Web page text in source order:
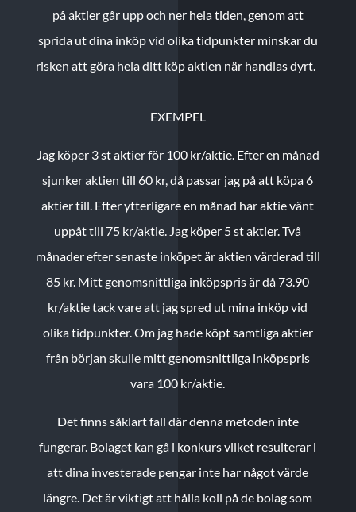
på aktier går upp och ner hela tiden, genom att
sprida ut dina inköp vid olika tidpunkter minskar du
risken att göra hela ditt köp aktien när handlas dyrt.
EXEMPEL
Jag köper 3 st aktier för 100 kr/aktie. Efter en månad
sjunker aktien till 60 kr, då passar jag på att köpa 6
aktier till. Efter ytterligare en månad har aktie vänt
uppåt till 75 kr/aktie. Jag köper 5 st aktier.Två
månader efter senaste inköpet är aktien värderad till
85 kr. Mitt genomsnittliga inköpspris är då 73.90
kr/aktie tack vare att jag spred ut mina inköp vid
olika tidpunkter. Om jag hade köpt samtliga aktier
från början skulle mitt genomsnittliga inköpspris
vara 100 kr/aktie.
Det finns såklart fall där denna metoden inte
fungerar. Bolaget kan gå i konkurs vilket resulterar i
att dina investerade pengar inte har något värde
längre. Det är viktigt att hålla koll på de bolag som